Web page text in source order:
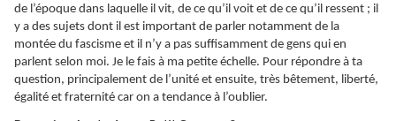
de l’époque dans laquelle il vit, de ce qu’il voit et de ce qu’il ressent ; il
y a des sujets dont il est important de parler notamment de la
montée du fascisme et il n’y a pas suffisamment de gens qui en
parlent selon moi. Je le fais à ma petite échelle. Pour répondre à ta
question, principalement de l’unité et ensuite, très bêtement, liberté,
égalité et fraternité car on a tendance à l’oublier.